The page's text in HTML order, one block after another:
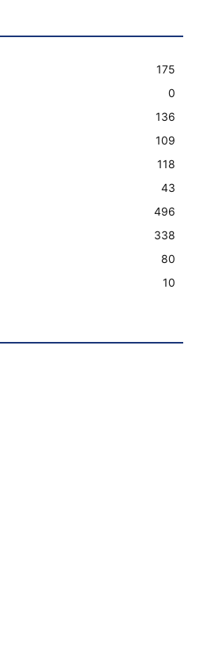
175
0
136
109
118
43
496
338
80
10